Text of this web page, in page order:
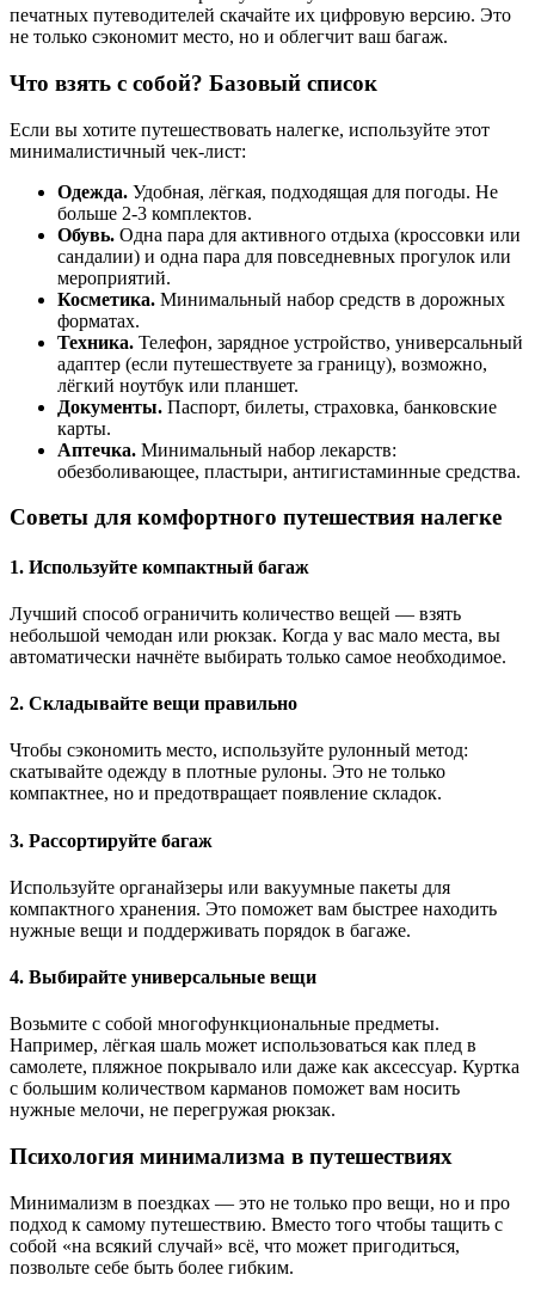
печатных путеводителей скачайте их цифровую версию. Это
не только сэкономит место, но и облегчит ваш багаж.
Что взять с собой? Базовый список
Если вы хотите путешествовать налегке, используйте этот
минималистичный чек-лист:
Одежда. Удобная, лёгкая, подходящая для погоды. Не
больше 2-3 комплектов.
Обувь. Одна пара для активного отдыха (кроссовки или
сандалии) и одна пара для повседневных прогулок или
мероприятий.
Косметика. Минимальный набор средств в дорожных
форматах.
Техника. Телефон, зарядное устройство, универсальный
адаптер (если путешествуете за границу), возможно,
лёгкий ноутбук или планшет.
Документы. Паспорт, билеты, страховка, банковские
карты.
Аптечка. Минимальный набор лекарств:
обезболивающее, пластыри, антигистаминные средства.
Советы для комфортного путешествия налегке
1. Используйте компактный багаж
Лучший способ ограничить количество вещей — взять
небольшой чемодан или рюкзак. Когда у вас мало места, вы
автоматически начнёте выбирать только самое необходимое.
2. Складывайте вещи правильно
Чтобы сэкономить место, используйте рулонный метод:
скатывайте одежду в плотные рулоны. Это не только
компактнее, но и предотвращает появление складок.
3. Рассортируйте багаж
Используйте органайзеры или вакуумные пакеты для
компактного хранения. Это поможет вам быстрее находить
нужные вещи и поддерживать порядок в багаже.
4. Выбирайте универсальные вещи
Возьмите с собой многофункциональные предметы.
Например, лёгкая шаль может использоваться как плед в
самолете, пляжное покрывало или даже как аксессуар. Куртка
с большим количеством карманов поможет вам носить
нужные мелочи, не перегружая рюкзак.
Психология минимализма в путешествиях
Минимализм в поездках — это не только про вещи, но и про
подход к самому путешествию. Вместо того чтобы тащить с
собой «на всякий случай» всё, что может пригодиться,
позвольте себе быть более гибким.